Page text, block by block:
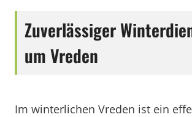
Zuverlässiger
um Vreden
Im winterlichen Vreden ist ein